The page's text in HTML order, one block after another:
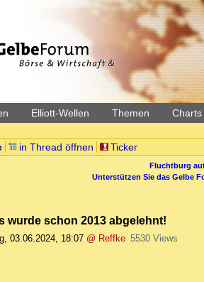
Elliott-Wellen Themen
in Thread öffnen Ticker
Fluchtburg
Unterstützen Sie das Gelbe
wurde schon 2013 abgelehnt!
03.06.2024, 18:07 @ Reffke 5530 Views